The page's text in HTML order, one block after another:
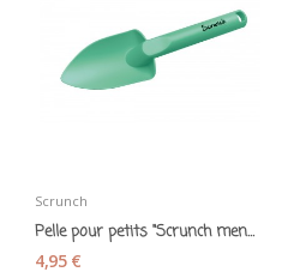
Scrunch
Pelle pour petits "Scrunch menthe"
4,95 €